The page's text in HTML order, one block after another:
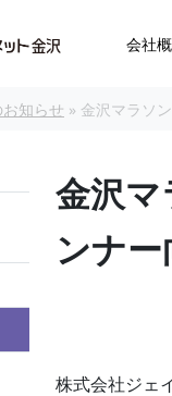
会社
知らせ » 金沢マラソ
金沢
ンナ
株式会社ジェ